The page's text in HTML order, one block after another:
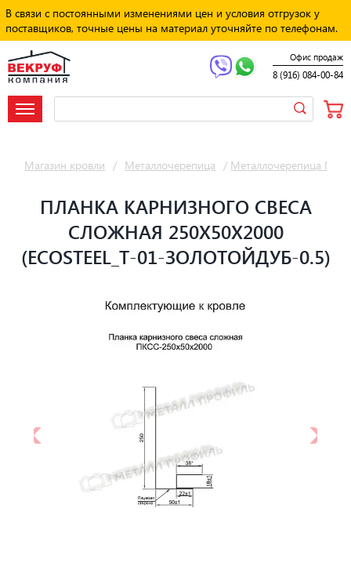
В связи с постоянными изменениями цен и условия отгрузок у
поставщиков, точные цены на материал уточняйте по телефонам.
Офис продаж
8 (916) 084-00-84
Магазин кровли / Металлочерепица / Металлочерепица
ПЛАНКА КАРНИЗНОГО СВЕСА
СЛОЖНАЯ 250Х50Х2000
(ECOSTEEL_T-01-ЗОЛОТОЙДУБ-0.5)